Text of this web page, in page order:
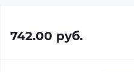
742.00 руб.